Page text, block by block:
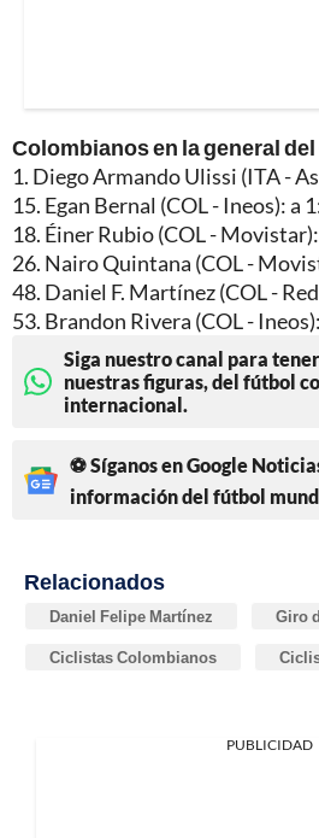
Colombianos en la general
1. Diego Armando Ulissi (ITA -
15. Egan Bernal (COL - Ineos): a
18. Éiner Rubio (COL -
26. Nairo Quintana (COL -
48. Daniel F. Martínez (COL -
53. Brandon Rivera (COL -
Siga nuestro canal para
nuestras figuras, del fútbol
internacional.
⚽ Síganos en Google
información del fútbol
Relacionados
Daniel Felipe Martínez Giro
Ciclistas Colombianos
PUBLICIDAD